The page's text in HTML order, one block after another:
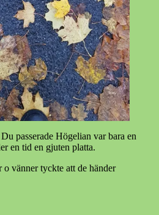
passerade Högelian var bara en
en tid en gjuten platta.
vänner tyckte att de händer